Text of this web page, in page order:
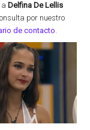
Delfina De Lellis
por nuestro
de contacto.